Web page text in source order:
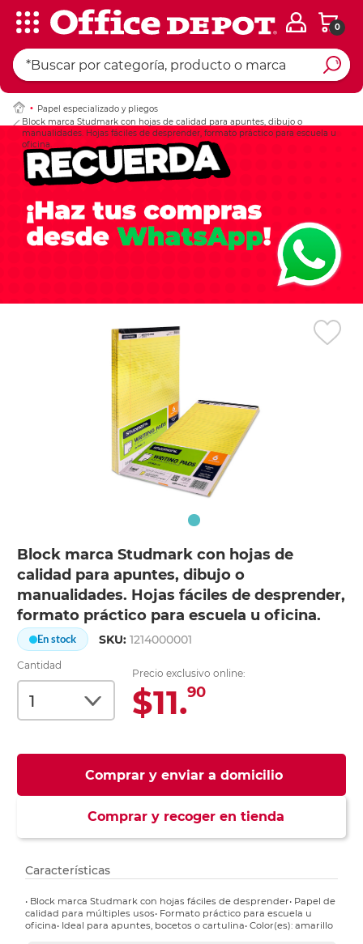
0
Papel especializado y pliegos
Block marca Studmark con hojas de calidad para apuntes, dibujo o
manualidades. Hojas fáciles de desprender, formato práctico para escuela u
oficina.
Block marca Studmark con hojas de
calidad para apuntes, dibujo o
manualidades. Hojas fáciles de desprender,
formato práctico para escuela u oficina.
En stock SKU:1214000001
Cantidad
Precio exclusivo online:
$11.90
Comprar y enviar a domicilio
Comprar y recoger en tienda
Ingresar Codigo
Características
• Block marca Studmark con hojas fáciles de desprender• Papel de
calidad para múltiples usos• Formato práctico para escuela u
oficina• Ideal para apuntes, bocetos o cartulina• Color(es): amarillo